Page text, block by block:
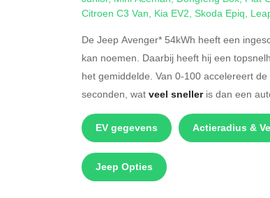
Citroen C3 Van, Kia EV2, Skoda Epiq,
De Jeep Avenger* 54kWh heeft een
kan noemen. Daarbij heeft hij een
het gemiddelde. Van 0-100 accelereert
seconden, wat veel snelleris dan een
EV gegevens Actieradius &
Jeep Opties